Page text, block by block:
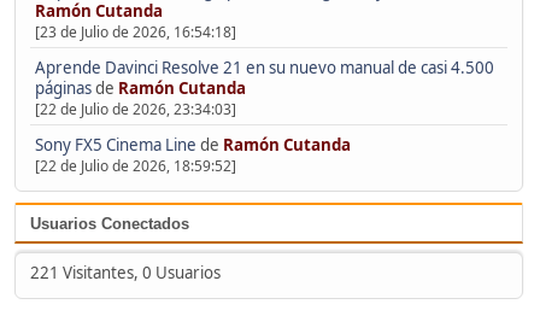
Ramón Cutanda
[23 de Julio de 2026, 16:54:18]
Aprende Davinci Resolve 21 en su nuevo manual de casi 4.500
páginasde Ramón Cutanda
[22 de Julio de 2026, 23:34:03]
Sony FX5 Cinema Line de Ramón Cutanda
[22 de Julio de 2026, 18:59:52]
Usuarios Conectados
221 Visitantes, 0 Usuarios